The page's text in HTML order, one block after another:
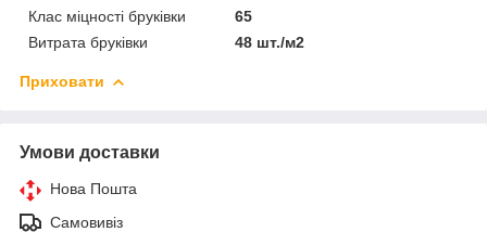
Клас міцності бруківки
65
Витрата бруківки
48 шт./м2
Приховати
Умови доставки
Нова Пошта
Самовивіз